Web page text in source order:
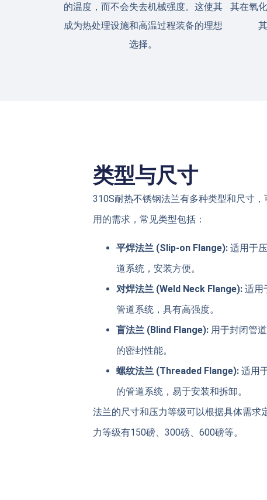
的温度，而不会失去机械强度。这使其
成为热处理设施和高温过程装备的理想
选择。
其在氧
类型与尺寸
310S耐热不锈钢法兰有多种类型和尺寸，
用的需求，常见类型包括：
平焊法兰 (Slip-on Flange): 适用于
道系统，安装方便。
对焊法兰 (Weld Neck Flange): 适用
管道系统，具有高强度。
盲法兰 (Blind Flange): 用于封闭管
的密封性能。
螺纹法兰 (Threaded Flange): 适用
的管道系统，易于安装和拆卸。
法兰的尺寸和压力等级可以根据具体需求
力等级有150磅、300磅、600磅等。